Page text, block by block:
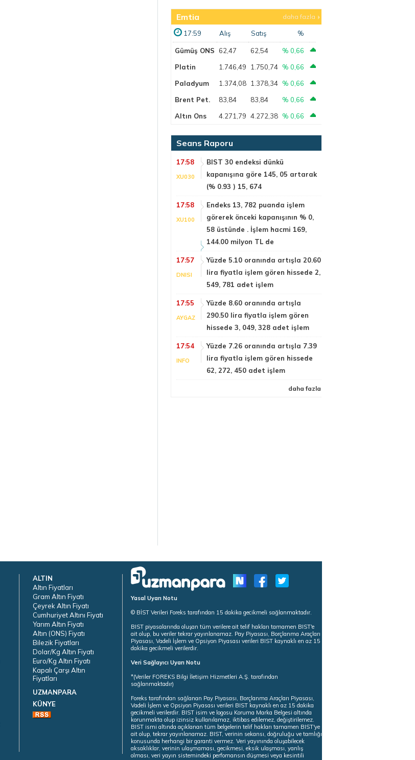
Emtia daha fazla
17:59 Alış Satış %
Gümüş ONS 62,47 62,54
% 0,66
Platin
1.746,49 1.750,74 % 0,66
Paladyum
1.374,08 1.378,34 % 0,66
Brent Pet.
83,84 83,84
% 0,66
Altın Ons
4.271,79 4.272,38 % 0,66
Seans Raporu
17:58
XU030
BIST 30 endeksi dünkü
kapanışına göre 145, 05 artarak
(% 0.93 ) 15, 674
17:58
XU100
Endeks 13, 782 puanda işlem
görerek önceki kapanışının % 0,
58 üstünde . İşlem hacmi 169,
144.00 milyon TL de
17:57
DNISI
Yüzde 5.10 oranında artışla 20.60
lira fiyatla işlem gören hissede 2,
549, 781 adet işlem
17:55
AYGAZ
Yüzde 8.60 oranında artışla
290.50 lira fiyatla işlem gören
hissede 3, 049, 328 adet işlem
17:54
INFO
Yüzde 7.26 oranında artışla 7.39
lira fiyatla işlem gören hissede
62, 272, 450 adet işlem
daha fazla
ALTIN
Altın Fiyatları
Gram Altın Fiyatı
Çeyrek Altın Fiyatı
Cumhuriyet Altını Fiyatı
Yarım Altın Fiyatı
Altın (ONS) Fiyatı
Bilezik Fiyatları
Dolar/Kg Altın Fiyatı
Euro/Kg Altın Fiyatı
Kapalı Çarşı Altın
Fiyatları
UZMANPARA
KÜNYE
Yasal Uyarı Notu
© BİST Verileri Foreks tarafından 15 dakika gecikmeli sağlanmaktadır.
BIST piyasalarında oluşan tüm verilere ait telif hakları tamamen BIST'e
ait olup, bu veriler tekrar yayınlanamaz. Pay Piyasası, Borçlanma Araçları
Piyasası, Vadeli İşlem ve Opsiyon Piyasası verileri BIST kaynaklı en az 15
dakika gecikmeli verilerdir.
Veri Sağlayıcı Uyarı Notu
*(Veriler FOREKS Bilgi İletişim Hizmetleri A.Ş. tarafından
sağlanmaktadır)
Foreks tarafından sağlanan Pay Piyasası, Borçlanma Araçları Piyasası,
Vadeli İşlem ve Opsiyon Piyasası verileri BIST kaynaklı en az 15 dakika
gecikmeli verilerdir. BIST isim ve logosu Koruma Marka Belgesi altında
korunmakta olup izinsiz kullanılamaz, iktibas edilemez, değiştirilemez.
BIST ismi altında açıklanan tüm belgelerin telif hakları tamamen BIST'ye
ait olup, tekrar yayınlanamaz. BIST, verinin sekansı, doğruluğu ve tamlığı
konusunda herhangi bir garanti vermez. Veri yayınında oluşabilecek
aksaklıklar, verinin ulaşmaması, gecikmesi, eksik ulaşması, yanlış
olması, veri yayın sistemindeki perfomansın düşmesi veya kesintili